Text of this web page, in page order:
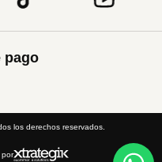
pago
los derechos reservados.
por